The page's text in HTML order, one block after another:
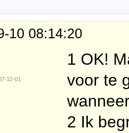
10 08:14:20
12-01
1 OK!
voor te
2 Ik